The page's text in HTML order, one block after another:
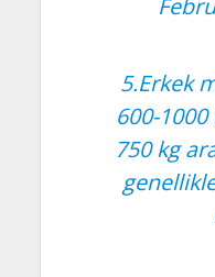
5.Erkek
600-
750 kg